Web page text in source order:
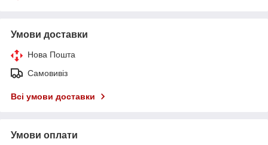
Умови доставки
Нова Пошта
Самовивіз
Всі умови доставки
Умови оплати